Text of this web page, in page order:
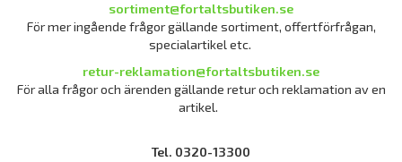
sortiment@fortaltsbutiken.se
För mer ingående frågor gällande sortiment, offertförfrågan,
specialartikel etc.
retur-reklamation@fortaltsbutiken.se
För alla frågor och ärenden gällande retur och reklamation av en
artikel.
Tel. 0320-13300